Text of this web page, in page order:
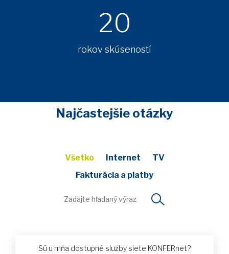
20
rokov skúseností
Najčastejšie otázky
Všetko Internet
TV
Fakturácia a platby
Sú u mňa dostupné služby siete KONFERnet?